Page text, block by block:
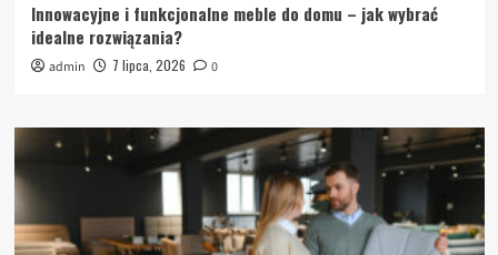
Innowacyjne i funkcjonalne meble do domu – jak wybrać
idealne rozwiązania?
admin 7 lipca, 2026 0